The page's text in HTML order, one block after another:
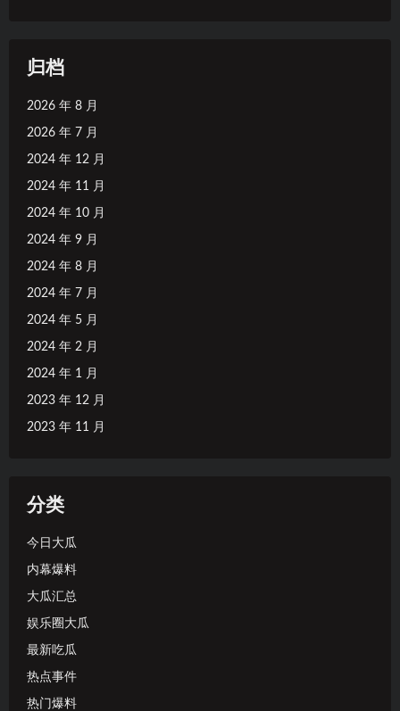
归档
2026 年 8 月
2026 年 7 月
2024 年 12 月
2024 年 11 月
2024 年 10 月
2024 年 9 月
2024 年 8 月
2024 年 7 月
2024 年 5 月
2024 年 2 月
2024 年 1 月
2023 年 12 月
2023 年 11 月
分类
今日大瓜
内幕爆料
大瓜汇总
娱乐圈大瓜
最新吃瓜
热点事件
热门爆料